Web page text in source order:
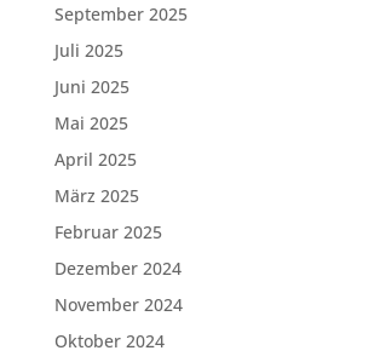
September 2025
Juli 2025
Juni 2025
Mai 2025
April 2025
März 2025
Februar 2025
Dezember 2024
November 2024
Oktober 2024